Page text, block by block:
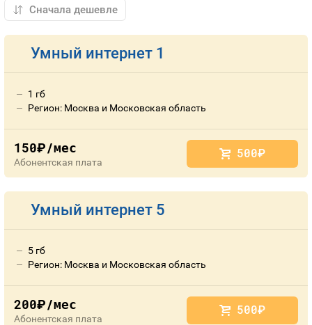
Умный интернет 1
1 гб
Регион: Москва и Московская область
150руб./мес
Абонентская плата
500руб.
Умный интернет 5
5 гб
Регион: Москва и Московская область
200руб./мес
Абонентская плата
500руб.